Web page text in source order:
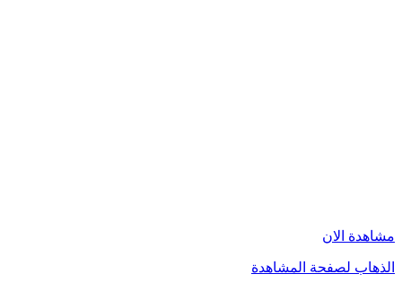
مشاهدة الان
الذهاب لصفحة المشاهدة